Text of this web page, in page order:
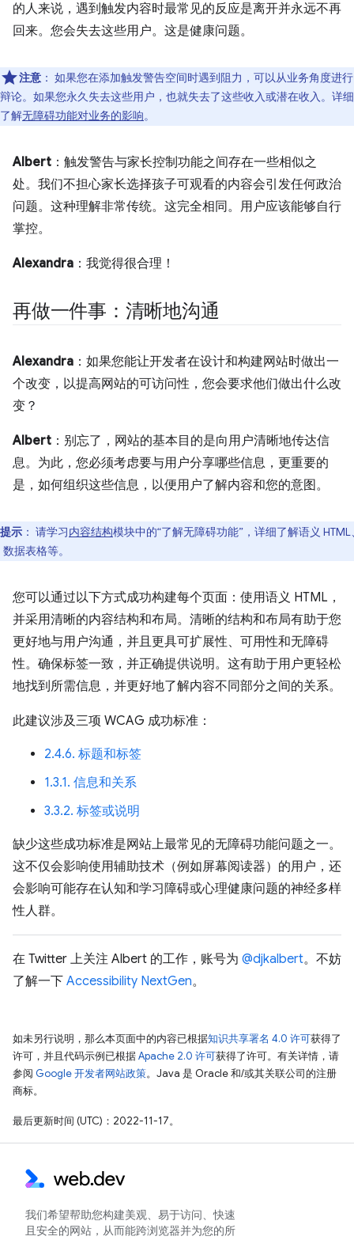
的人来说，遇到触发内容时最常见的反应是离开并永远不再
回来。您会失去这些用户。这是健康问题。
注意 ： 如果您在添加触发警告空间时遇到阻力，可以从业务角度进行
辩论。如果您永久失去这些用户，也就失去了这些收入或潜在收入。详细
了解无障碍功能对业务的影响。
Albert ：触发警告与家长控制功能之间存在一些相似之
处。我们不担心家长选择孩子可观看的内容会引发任何政治
问题。这种理解非常传统。这完全相同。用户应该能够自行
掌控。
Alexandra ：我觉得很合理！
再做一件事：清晰地沟通
Alexandra ：如果您能让开发者在设计和构建网站时做出一
个改变，以提高网站的可访问性，您会要求他们做出什么改
变？
Albert ：别忘了，网站的基本目的是向用户清晰地传达信
息。为此，您必须考虑要与用户分享哪些信息，更重要的
是，如何组织这些信息，以便用户了解内容和您的意图。
提示 ： 请学习内容结构模块中的“了解无障碍功能”，详细了解语义 HTML
据表格等。
您可以通过以下方式成功构建每个页面：使用语义 HTML，
并采用清晰的内容结构和布局。清晰的结构和布局有助于您
更好地与用户沟通，并且更具可扩展性、可用性和无障碍
性。确保标签一致，并正确提供说明。这有助于用户更轻松
地找到所需信息，并更好地了解内容不同部分之间的关系。
此建议涉及三项 WCAG 成功标准：
2.4.6. 标题和标签
1.3.1. 信息和关系
3.3.2. 标签或说明
缺少这些成功标准是网站上最常见的无障碍功能问题之一。
这不仅会影响使用辅助技术（例如屏幕阅读器）的用户，还
会影响可能存在认知和学习障碍或心理健康问题的神经多样
性人群。
在 Twitter 上关注 Albert 的工作，账号为 @djkalbert。不妨
了解一下 Accessibility NextGen。
如未另行说明，那么本页面中的内容已根据知识共享署名 4.0 许可获得了
许可，并且代码示例已根据Apache 2.0 许可获得了许可。有关详情，请
参阅 Google 开发者网站政策。Java 是 Oracle 和/或其关联公司的注册
商标。
最后更新时间 (UTC)：2022-11-17。
我们希望帮助您构建美观、易于访问、快速
且安全的网站，从而能跨浏览器并为您的所